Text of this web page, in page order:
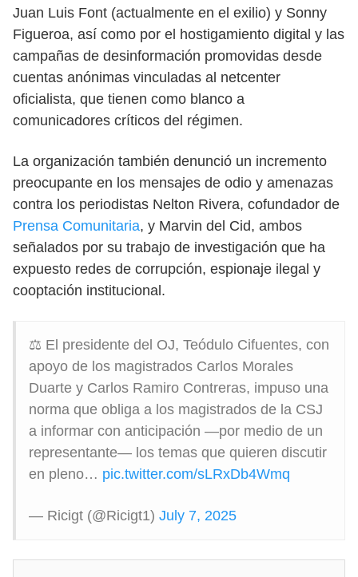
Juan Luis Font (actualmente en el exilio) y Sonny
Figueroa, así como por el hostigamiento digital y las
campañas de desinformación promovidas desde
cuentas anónimas vinculadas al netcenter
oficialista, que tienen como blanco a
comunicadores críticos del régimen.
La organización también denunció un incremento
preocupante en los mensajes de odio y amenazas
contra los periodistas Nelton Rivera, cofundador de
Prensa Comunitaria, y Marvin del Cid, ambos
señalados por su trabajo de investigación que ha
expuesto redes de corrupción, espionaje ilegal y
cooptación institucional.
⚖️ El presidente del OJ, Teódulo Cifuentes, con
apoyo de los magistrados Carlos Morales
Duarte y Carlos Ramiro Contreras, impuso una
norma que obliga a los magistrados de la CSJ
a informar con anticipación —por medio de un
representante— los temas que quieren discutir
en pleno… pic.twitter.com/sLRxDb4Wmq
— Ricigt (@Ricigt1) July 7, 2025